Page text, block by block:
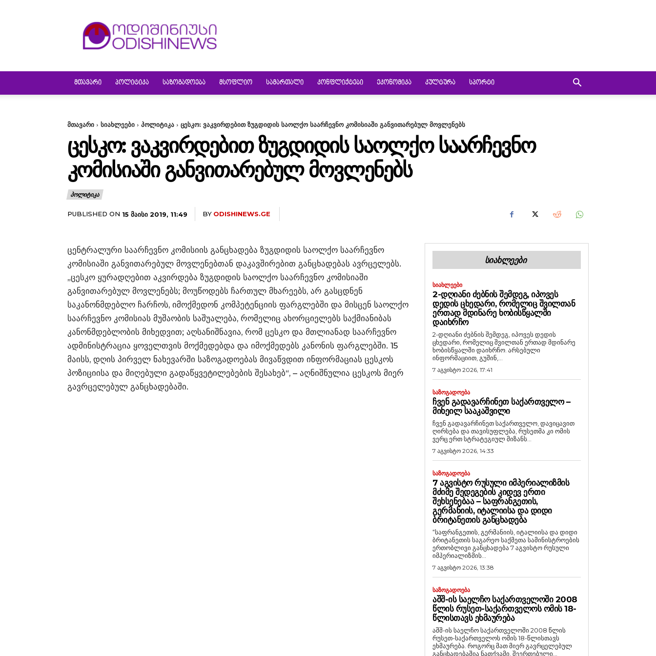
ᲛᲗᲐᲕᲐᲠᲘ ᲞᲝᲚᲘᲢᲘᲙᲐ ᲡᲐᲖᲝᲒᲐᲓᲝᲔᲑᲐ ᲛᲡᲝᲤᲚᲘᲝ ᲡᲐᲛᲐᲠᲗᲐᲚᲘ ᲙᲝᲜᲤᲚᲘᲥᲢᲔᲑᲘ ᲔᲙᲝᲜᲝᲛᲘᲙᲐ ᲙᲣᲚᲢᲣᲠᲐ ᲡᲞᲝᲠᲢᲘ
მთავარი სიახლეები პოლიტიკა ცესკო: ვაკვირდებით ზუგდიდის საოლქო საარჩევნო კომისიაში განვითარებულ მოვლენებს
ᲪᲔᲡᲙᲝ: ᲕᲐᲙᲕᲘᲠᲓᲔᲑᲘᲗ ᲖᲣᲒᲓᲘᲓᲘᲡ ᲡᲐᲝᲚᲥᲝ ᲡᲐᲐᲠᲩᲔᲕᲜᲝ
ᲙᲝᲛᲘᲡᲘᲐᲨᲘ ᲒᲐᲜᲕᲘᲗᲐᲠᲔᲑᲣᲚ ᲛᲝᲕᲚᲔᲜᲔᲑᲡ
ᲞᲝᲚᲘᲢᲘᲙᲐ
PUBLISHED ON 15 ᲛᲐᲘᲡᲘ 2019, 11:49 BY ODISHINEWS.GE
ცენტრალური საარჩევნო კომისიის განცხადება ზუგდიდის საოლქო საარჩევნო
კომისიაში განვითარებულ მოვლენებთან დაკავშირებით განცხადებას ავრცელებს.
„ცესკო ყურადღებით აკვირდება ზუგდიდის საოლქო საარჩევნო კომისიაში
განვითარებულ მოვლენებს; მოუწოდებს ჩართულ მხარეებს, არ გასცდნენ
საკანონმდებლო ჩარჩოს, იმოქმედონ კომპეტენციის ფარგლებში და მისცენ საოლქო
საარჩევნო კომისიას მუშაობის საშუალება, რომელიც ახორციელებს საქმიანიბას
კანონმდებლობის მიხედვით; აღსანიშნავია, რომ ცესკო და მთლიანად საარჩევნო
ადმინისტრაცია ყოველთვის მოქმედებდა და იმოქმედებს კანონის ფარგლებში. 15
მაისს, დღის პირველ ნახევარში საზოგადოებას მივაწვდით ინფორმაციას ცესკოს
პოზიციისა და მიღებული გადაწყვეტილებების შესახებ“, – აღნიშნულია ცესკოს მიერ
გავრცელებულ განცხადებაში.
ᲡᲘᲐᲮᲚᲔᲔᲑᲘ
ᲡᲘᲐᲮᲚᲔᲔᲑᲘ
2-ᲓᲦᲘᲐᲜᲘ ᲫᲔᲑᲜᲘᲡ ᲨᲔᲛᲓᲔᲒ, ᲘᲞᲝᲕᲔᲡ
ᲓᲔᲓᲘᲡ ᲪᲮᲔᲓᲐᲠᲘ, ᲠᲝᲛᲔᲚᲘᲪ ᲨᲕᲘᲚᲗᲐᲜ
ᲔᲠᲗᲐᲓ ᲛᲓᲘᲜᲐᲠᲔ ᲮᲝᲑᲘᲡᲬᲧᲐᲚᲨᲘ
ᲓᲐᲘᲮᲠᲩᲝ
2-დღიანი ძებნის შემდეგ, იპოვეს დედის
ცხედარი, რომელიც შვილთან ერთად მდინარე
ხობისწყალში დაიხრჩო. არსებული
ინფორმაციით, გუშინ,...
7 აგვისტო 2026, 17:41
ᲡᲐᲖᲝᲒᲐᲓᲝᲔᲑᲐ
ᲩᲕᲔᲜ ᲒᲐᲓᲐᲕᲐᲠᲩᲘᲜᲔᲗ ᲡᲐᲥᲐᲠᲗᲕᲔᲚᲝ –
ᲛᲘᲮᲔᲘᲚ ᲡᲐᲐᲙᲐᲨᲕᲘᲚᲘ
ჩვენ გადავარჩინეთ საქართველო, დავიცავით
ღირსება და თავისუფლება, რუსეთმა კი ომის
ვერც ერთ სტრატეგიულ მიზანს...
7 აგვისტო 2026, 14:33
ᲡᲐᲖᲝᲒᲐᲓᲝᲔᲑᲐ
7 ᲐᲒᲕᲘᲡᲢᲝ ᲠᲣᲡᲣᲚᲘ ᲘᲛᲞᲔᲠᲘᲐᲚᲘᲖᲛᲘᲡ
ᲛᲫᲘᲛᲔ ᲨᲔᲓᲔᲒᲔᲑᲘᲡ ᲙᲘᲓᲔᲕ ᲔᲠᲗᲘ
ᲨᲔᲮᲡᲔᲜᲔᲑᲐᲐ – ᲡᲐᲤᲠᲐᲜᲒᲔᲗᲘᲡ,
ᲒᲔᲠᲛᲐᲜᲘᲘᲡ, ᲘᲢᲐᲚᲘᲘᲡᲐ ᲓᲐ ᲓᲘᲓᲘ
ᲑᲠᲘᲢᲐᲜᲔᲗᲘᲡ ᲒᲐᲜᲪᲮᲐᲓᲔᲑᲐ
“საფრანგეთის, გერმანიის, იტალიისა და დიდი
ბრიტანეთის საგარეო საქმეთა სამინისტროების
ერთობლივი განცხადება 7 აგვისტო რუსული
იმპერიალიზმის...
7 აგვისტო 2026, 13:38
ᲡᲐᲖᲝᲒᲐᲓᲝᲔᲑᲐ
ᲐᲨᲨ-ᲘᲡ ᲡᲐᲔᲚᲩᲝ ᲡᲐᲥᲐᲠᲗᲕᲔᲚᲝᲨᲘ 2008
ᲬᲚᲘᲡ ᲠᲣᲡᲔᲗ-ᲡᲐᲥᲐᲠᲗᲕᲔᲚᲝᲡ ᲝᲛᲘᲡ 18-
ᲬᲚᲘᲡᲗᲐᲕᲡ ᲔᲮᲛᲐᲣᲠᲔᲑᲐ
აშშ-ის საელჩო საქართველოში 2008 წლის
რუსეთ-საქართველოს ომის 18-წლისთავს
ეხმაურება. როგორც მათ მიერ გავრცელებულ
განცხადებაშია ნათქვამი, შეერთებული...